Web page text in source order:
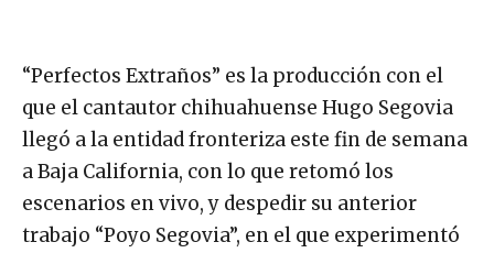
“Perfectos Extraños” es la producción con el
que el cantautor chihuahuense Hugo Segovia
llegó a la entidad fronteriza este fin de semana
a Baja California, con lo que retomó los
escenarios en vivo, y despedir su anterior
trabajo “Poyo Segovia”, en el que experimentó